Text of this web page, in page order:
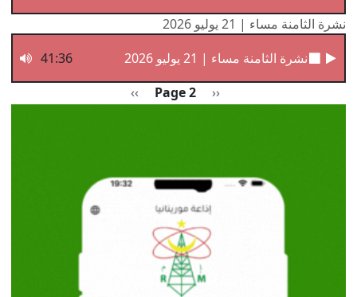
نشرة الثامنة مساء | 21 يوليو 2026
نشرة الثامنة مساء | 21 يوليو 2026
41:36
Previous page
‹‹
Page 2 الصفحة التالية
››